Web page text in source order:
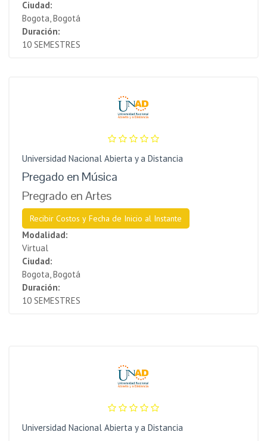
Ciudad:
Bogota, Bogotá
Duración:
10 SEMESTRES
Universidad Nacional Abierta y a Distancia
Pregado en Música
Pregrado en Artes
Recibir Costos y Fecha de Inicio al Instante
Modalidad:
Virtual
Ciudad:
Bogota, Bogotá
Duración:
10 SEMESTRES
Universidad Nacional Abierta y a Distancia